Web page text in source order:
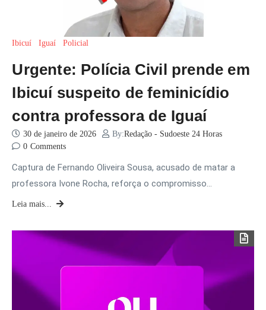
Ibicuí Iguaí Policial
Urgente: Polícia Civil prende em
Ibicuí suspeito de feminicídio
contra professora de Iguaí
30 de janeiro de 2026 By:Redação - Sudoeste 24 Horas
0 Comments
Captura de Fernando Oliveira Sousa, acusado de matar a
professora Ivone Rocha, reforça o compromisso…
Leia mais...